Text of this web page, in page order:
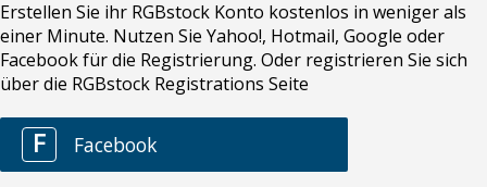
Erstellen Sie ihr RGBstock Konto kostenlos in weniger als
einer Minute. Nutzen Sie Yahoo!, Hotmail, Google oder
Facebook für die Registrierung. Oder registrieren Sie sich
über die RGBstock Registrations Seite
F Facebook